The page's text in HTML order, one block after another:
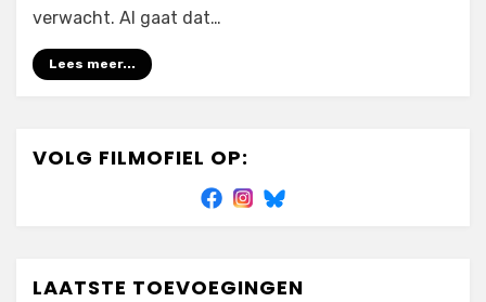
verwacht. Al gaat dat…
Lees meer...
VOLG FILMOFIEL OP:
LAATSTE TOEVOEGINGEN